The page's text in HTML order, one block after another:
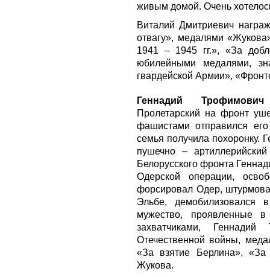
живым домой. Очень
Виталий Дмитриевич
отвагу», медалями
1941 – 1945 гг.», «За
юбилейными медалями,
гвардейской Армии»,
Геннадий Трофимович
Пролетарский на фронт
фашистами отправился
семья получила похоронку.
пушечно –
Белорусского фронта
Одерской операции,
форсировал Одер,
Эльбе,
мужество, проявленные
захватчиками,
Отечественной войны,
«За взятие Берлина»,
Жукова.